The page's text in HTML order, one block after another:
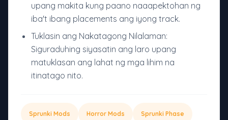
upang makita kung paano naaapektohan ng
iba't ibang placements ang iyong track.
Tuklasin ang Nakatagong Nilalaman:
Siguraduhing siyasatin ang laro upang
matuklasan ang lahat ng mga lihim na
itinatago nito.
Sprunki Mods Horror Mods Sprunki Phase